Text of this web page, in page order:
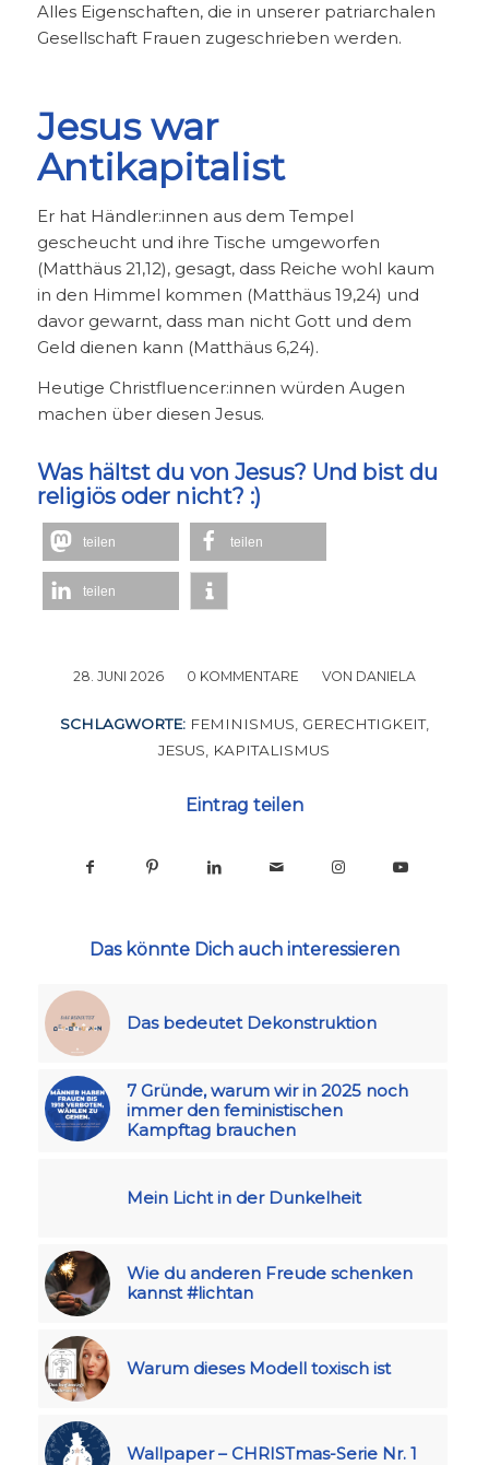
Alles Eigenschaften, die in unserer patriarchalen
Gesellschaft Frauen zugeschrieben werden.
Jesus war
Antikapitalist
Er hat Händler:innen aus dem Tempel
gescheucht und ihre Tische umgeworfen
(Matthäus 21,12), gesagt, dass Reiche wohl kaum
in den Himmel kommen (Matthäus 19,24) und
davor gewarnt, dass man nicht Gott und dem
Geld dienen kann (Matthäus 6,24).
Heutige Christfluencer:innen würden Augen
machen über diesen Jesus.
Was hältst du von Jesus? Und bist du
religiös oder nicht? :)
teilen teilen
teilen
28. JUNI 2026
/ 0 KOMMENTARE
/ VON DANIELA
SCHLAGWORTE: FEMINISMUS, GERECHTIGKEIT,
JESUS, KAPITALISMUS
Eintrag teilen
Das könnte Dich auch interessieren
Das bedeutet Dekonstruktion
7 Gründe, warum wir in 2025 noch
immer den feministischen
Kampftag brauchen
Mein Licht in der Dunkelheit
Wie du anderen Freude schenken
kannst #lichtan
Warum dieses Modell toxisch ist
Wallpaper – CHRISTmas-Serie Nr. 1